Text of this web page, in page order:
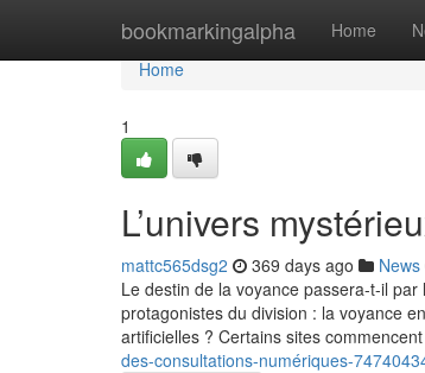
bookmarkingalpha Home
Home
Home
1
L’univers
mattc565dsg2 369 days ago News
Le destin de la voyance passera-t-il
protagonistes du division : la voyance
artificielles ? Certains sites
des-consultations-numériques-